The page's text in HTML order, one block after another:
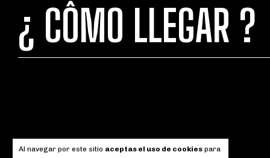
Al navegar por este sitio aceptas el uso de cookies para
¿ CÔMO LLEGAR ?